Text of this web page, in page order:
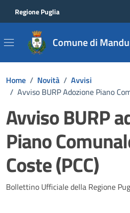
Regione Puglia
Comune di
Home / Novità / Avvisi
/ Avviso BURP Adozione Piano
Avviso BURP
Piano
Coste (PCC)
Dettagli della
Bollettino Ufficiale della Regione